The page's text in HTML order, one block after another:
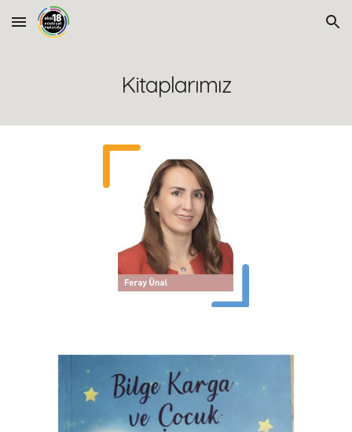
Skip to main content Skip to navigation
Kitaplarımız